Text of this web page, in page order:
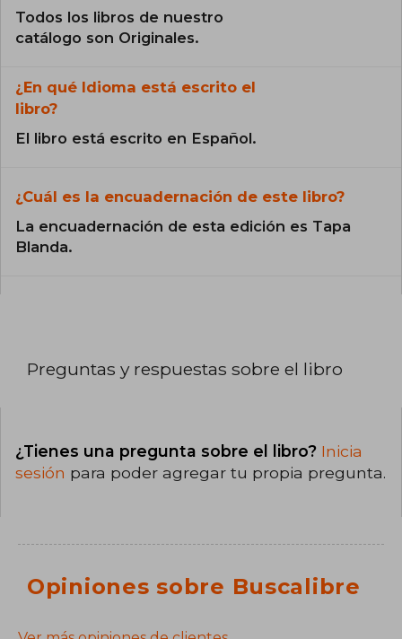
Todos los libros de nuestro
catálogo son Originales.
¿En qué Idioma está escrito el
libro?
El libro está escrito en Español.
¿Cuál es la encuadernación de este libro?
La encuadernación de esta edición es Tapa
Blanda.
Preguntas y respuestas sobre el libro
¿Tienes una pregunta sobre el libro? Inicia
sesión para poder agregar tu propia pregunta.
Opiniones sobre Buscalibre